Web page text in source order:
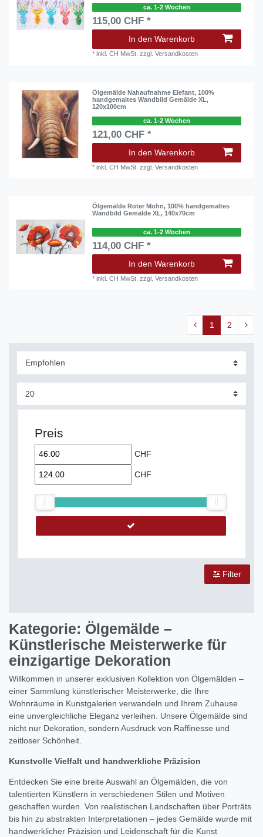
ca. 1-2 Wochen
115,00 CHF *
In den Warenkorb
*inkl. CH MwSt. zzgl.Versandkosten
Ölgemälde Nahaufnahme Elefant, 100%
handgemaltes Wandbild Gemälde XL,
120x100cm
ca. 1-2 Wochen
121,00 CHF *
In den Warenkorb
*inkl. CH MwSt. zzgl.Versandkosten
Ölgemälde Roter Mohn, 100% handgemaltes
Wandbild Gemälde XL, 140x70cm
ca. 1-2 Wochen
114,00 CHF *
In den Warenkorb
*inkl. CH MwSt. zzgl.Versandkosten
1 2
Preis
CHF
CHF
Filter
Kategorie: Ölgemälde –
Künstlerische Meisterwerke für
einzigartige Dekoration
Willkommen in unserer exklusiven Kollektion von Ölgemälden –
einer Sammlung künstlerischer Meisterwerke, die Ihre
Wohnräume in Kunstgalerien verwandeln und Ihrem Zuhause
eine unvergleichliche Eleganz verleihen. Unsere Ölgemälde sind
nicht nur Dekoration, sondern Ausdruck von Raffinesse und
zeitloser Schönheit.
Kunstvolle Vielfalt und handwerkliche Präzision
Entdecken Sie eine breite Auswahl an Ölgemälden, die von
talentierten Künstlern in verschiedenen Stilen und Motiven
geschaffen wurden. Von realistischen Landschaften über Porträts
bis hin zu abstrakten Interpretationen – jedes Gemälde wurde mit
handwerklicher Präzision und Leidenschaft für die Kunst